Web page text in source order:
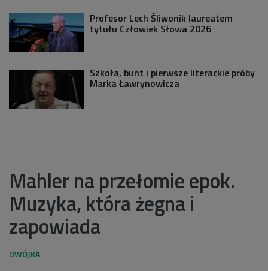
Profesor Lech Śliwonik laureatem
tytułu Człowiek Słowa 2026
Szkoła, bunt i pierwsze literackie próby
Marka Ławrynowicza
Mahler na przełomie epok.
Muzyka, która żegna i
zapowiada